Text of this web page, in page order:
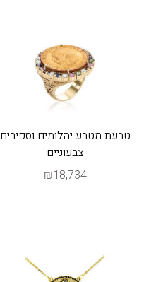
טבעת מטבע יהלומים וספירים
צבעוניים
₪18,734